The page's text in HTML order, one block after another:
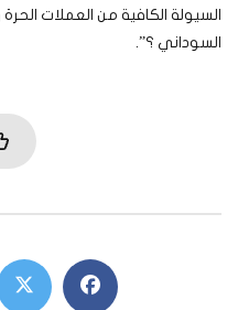
السيولة الكافية من العملات
السوداني ؟”.